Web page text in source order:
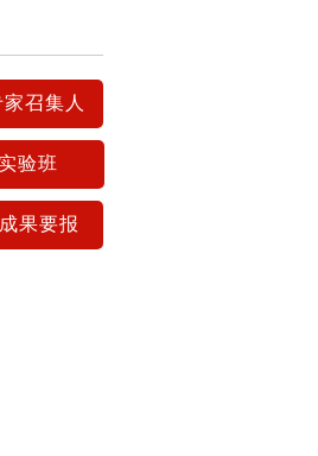
召集人
验班
成果要报